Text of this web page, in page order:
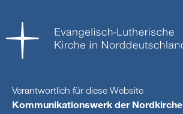
Verantwortlich für diese Website
Kommunikationswerk der Nordkirche